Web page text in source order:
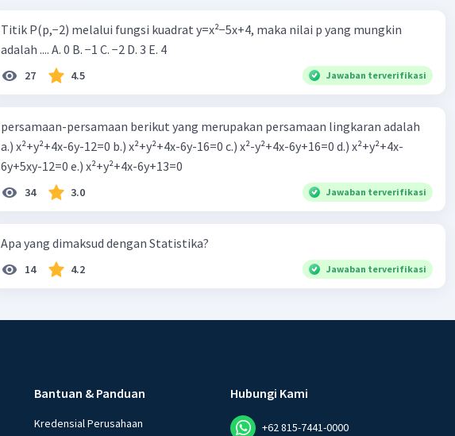
Titik P(p,−2) melalui fungsi kuadrat y=x²−5x+4, maka nilai p yang mungkin
adalah .... A. 0 B. −1 C. −2 D. 3 E. 4
27 4.5 Jawaban terverifikasi
persamaan-persamaan berikut yang merupakan persamaan lingkaran adalah
a.) x²+y²+4x-6y-12=0 b.) x²+y²+4x-6y-16=0 c.) x²-y²+4x-6y+16=0 d.) x²+y²+4x-
6y+5xy-12=0 e.) x²+y²+4x-6y+13=0
34 3.0 Jawaban terverifikasi
Apa yang dimaksud dengan Statistika?
14 4.2 Jawaban terverifikasi
Bantuan & Panduan
Kredensial Perusahaan
Hubungi Kami
+62 815-7441-0000